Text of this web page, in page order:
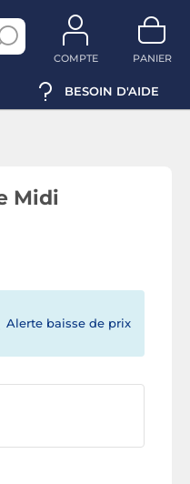
COMPTE PANIER
BESOIN D'AIDE
Midi
Alerte baisse de prix